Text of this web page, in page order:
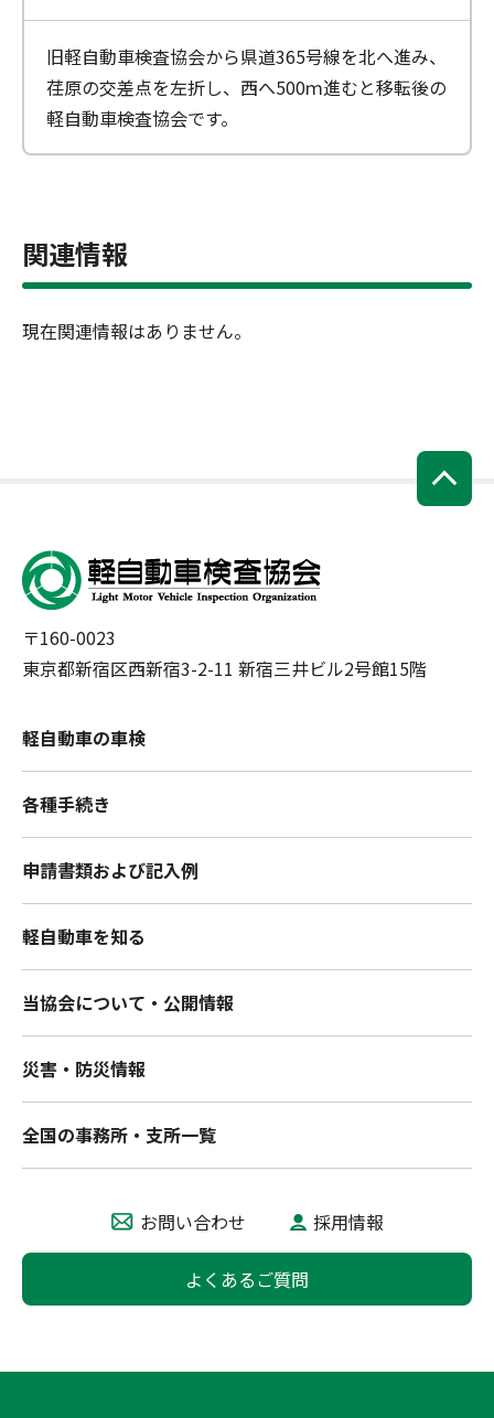
旧軽自動車検査協会から県道365号線を北へ進み、
荏原の交差点を左折し、西へ500ｍ進むと移転後の
軽自動車検査協会です。
関連情報
現在関連情報はありません。
〒160-0023
東京都新宿区西新宿3-2-11 新宿三井ビル2号館15階
軽自動車の車検
各種手続き
申請書類および記入例
軽自動車を知る
当協会について・公開情報
災害・防災情報
全国の事務所・支所一覧
お問い合わせ 採用情報
よくあるご質問